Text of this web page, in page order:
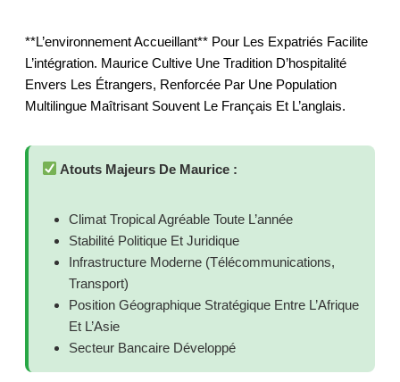
**L’environnement Accueillant** Pour Les Expatriés Facilite
L’intégration. Maurice Cultive Une Tradition D’hospitalité
Envers Les Étrangers, Renforcée Par Une Population
Multilingue Maîtrisant Souvent Le Français Et L’anglais.
Atouts Majeurs De Maurice :
Climat Tropical Agréable Toute L’année
Stabilité Politique Et Juridique
Infrastructure Moderne (télécommunications,
Transport)
Position Géographique Stratégique Entre L’Afrique
Et L’Asie
Secteur Bancaire Développé